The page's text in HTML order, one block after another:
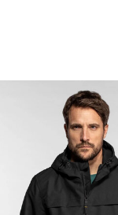
DAYTONA73